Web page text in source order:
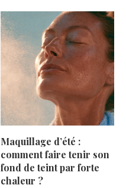
Maquillage d’été :
comment faire tenir son
fond de teint par forte
chaleur ?